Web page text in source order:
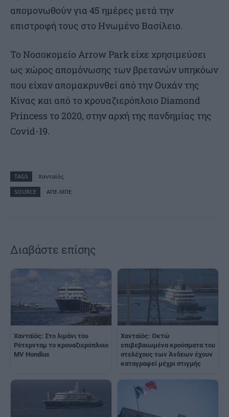
απομονωθούν για 45 ημέρες μετά την
επιστροφή τους στο Ηνωμένο Βασίλειο.
Το Νοσοκομείο Arrow Park είχε χρησιμεύσει
ως χώρος απομόνωσης των βρετανών υπηκόων
που είχαν απομακρυνθεί από την Ουχάν της
Κίνας και από το κρουαζιερόπλοιο Diamond
Princess το 2020, στην αρχή της πανδημίας της
Covid-19.
TAGS
Χανταϊός
SOURCE
ΑΠΕ-ΜΠΕ
Διαβάστε επίσης
Χανταϊός: Στο λιμάνι του
Ρότερνταμ το κρουαζιερόπλοιο
MV Hondius
Χανταϊός: Οκτώ
επιβεβαιωμένα κρούσματα του
στελέχους των Άνδεων έχουν
καταγραφεί μέχρι στιγμής